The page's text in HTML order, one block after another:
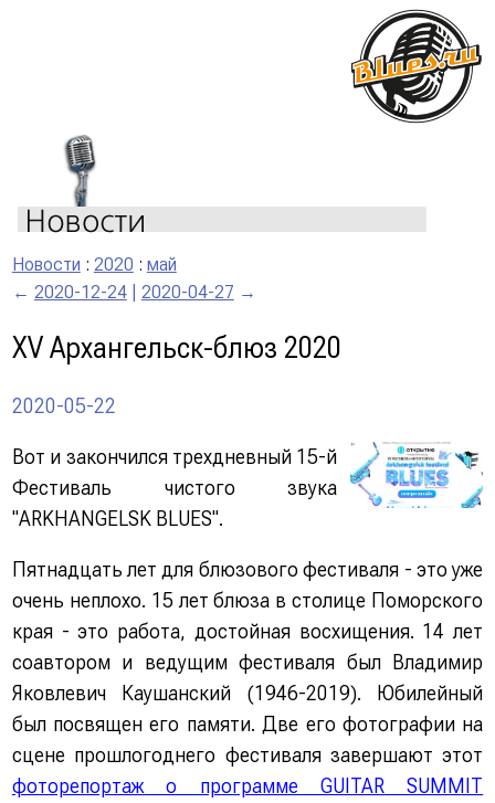
Новости : 2020 : май
← 2020-12-24| 2020-04-27 →
ХV Архангельск-блюз 2020
2020-05-22
Вот и закончился трехдневный 15-й
Фестиваль чистого звука
"ARKHANGELSK BLUES".
Пятнадцать лет для блюзового фестиваля - это уже
очень неплохо. 15 лет блюза в столице Поморского
края - это работа, достойная восхищения. 14 лет
соавтором и ведущим фестиваля был Владимир
Яковлевич Каушанский (1946-2019). Юбилейный
был посвящен его памяти. Две его фотографии на
сцене прошлогоднего фестиваля завершают этот
фоторепортаж о программе GUITAR SUMMIT